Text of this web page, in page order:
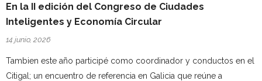
En la II edición del Congreso de Ciudades
Inteligentes y Economía Circular
14 junio, 2026
Tambien este año participé como coordinador y conductos en el
Citigal; un encuentro de referencia en Galicia que reúne a